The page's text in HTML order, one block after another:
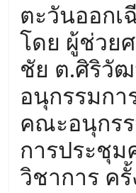
ตะวันออกเ
โดย ผู้ช่วย
ชัย ต.ศิริวั
อนุกรรมกา
คณะอนุกรร
การประชุ
วิชาการ ค